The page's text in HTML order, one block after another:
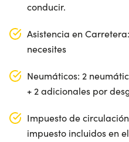
conducir.
Asistencia en
necesites
Neumáticos: 2
+ 2 adicionales por
Impuesto de
impuesto incluidos en